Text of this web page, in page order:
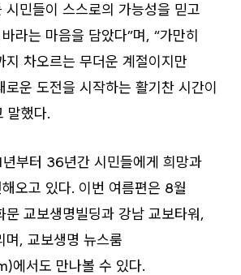
시민들이 스스로의 가능성을 믿고
라는 마음을 담았다”며, “가만히
지 차오르는 무더운 계절이지만
운 도전을 시작하는 활기찬 시간이
말했다.
부터 36년간 시민들에게 희망과
오고 있다. 이번 여름편은 8월
문 교보생명빌딩과 강남 교보타워,
며, 교보생명 뉴스룸
서도 만나볼 수 있다.